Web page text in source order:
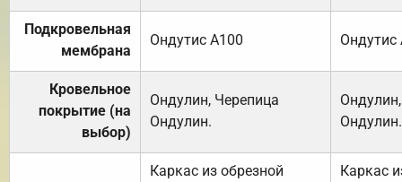
Подкровельная
мембрана
Ондутис А100 Ондутис
Кровельное
покрытие (на
выбор)
Ондулин, Черепица
Ондулин.
Ондулин.
Каркас из обрезной
Каркас